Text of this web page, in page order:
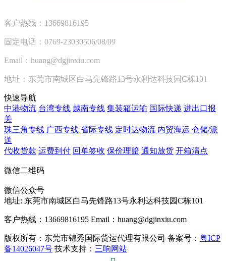
客户热线：13669816195
固定电话：0769-23030506/08/09
Email：huang@dgjinxiu.com
地址：东莞市南城区白马先锋路13号永利达科技园C栋101
快速导航
中港物流 台湾专线 越南专线 集装箱运输 国际快递 进出口报
关
珠三角专线 广西专线 省际专线 定时达物流 内贸海运 仓储/派
送
代收货款 运费到付 回单签收 保价理赔 通知放货 开箱清点
微信二维码
微信公众号
地址: 东莞市南城区白马先锋路13号永利达科技园C栋101
客户热线：13669816195 Email：huang@dgjinxiu.com
版权所有：东莞市锦秀国际货运代理有限公司 备案号： 粤ICP
备14026047号 技术支持： 三响网站